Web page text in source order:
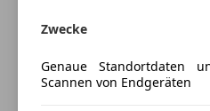
Weiteres:
Zwecke
Genaue Standortdaten
Scannen von Endgeräten